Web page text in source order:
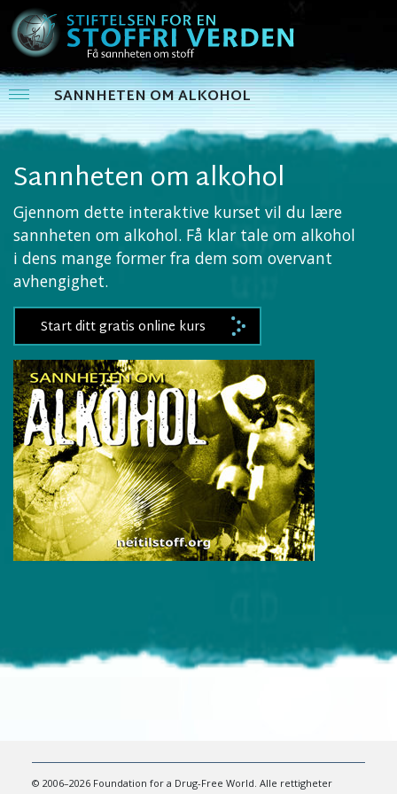
SANNHETEN OM ALKOHOL
Sannheten om alkohol
Gjennom dette interaktive kurset vil du lære
sannheten om alkohol. Få klar tale om alkohol
i dens mange former fra dem som overvant
avhengighet.
Start ditt gratis online kurs
© 2006–2026 Foundation for a Drug-Free World. Alle rettigheter